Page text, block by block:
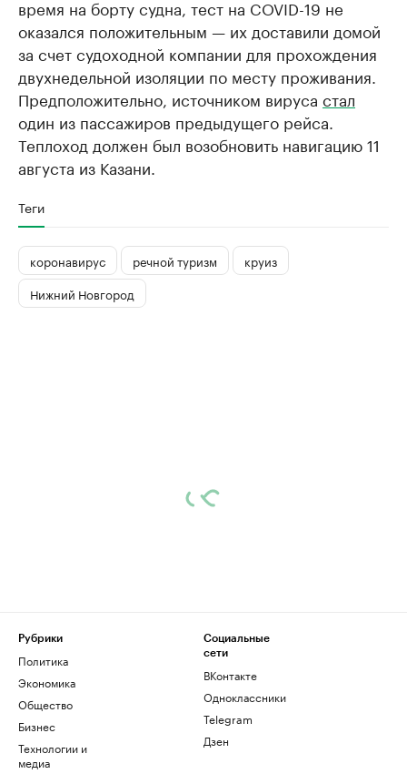
время на борту судна, тест на COVID-19 не
оказался положительным — их доставили домой
за счет судоходной компании для прохождения
двухнедельной изоляции по месту проживания.
Предположительно, источником вируса стал
один из пассажиров предыдущего рейса.
Теплоход должен был возобновить навигацию 11
августа из Казани.
Теги
коронавирус речной туризм
круиз
Нижний Новгород
Рубрики
Политика
Экономика
Общество
Бизнес
Технологии и
медиа
Социальные
сети
ВКонтакте
Одноклассники
Telegram
Дзен